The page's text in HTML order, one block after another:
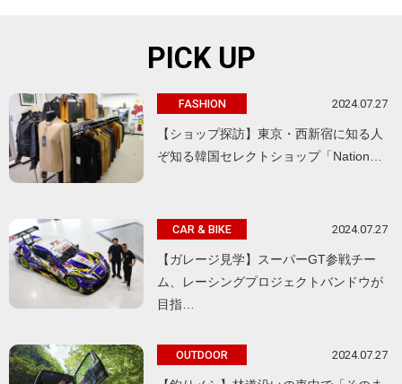
PICK UP
FASHION 2024.07.27
【ショップ探訪】東京・西新宿に知る人
ぞ知る韓国セレクトショップ「Nation…
CAR & BIKE 2024.07.27
【ガレージ見学】スーパーGT参戦チー
ム、レーシングプロジェクトバンドウが
目指…
OUTDOOR 2024.07.27